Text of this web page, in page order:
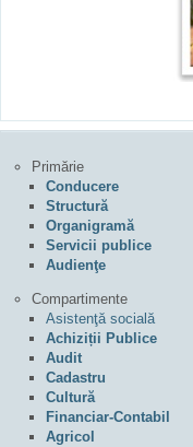
Primărie
Conducere
Structură
Organigramă
Servicii publice
Audienţe
Compartimente
Asistenţă socială
Achiziții Publice
Audit
Cadastru
Cultură
Financiar-Contabil
Agricol